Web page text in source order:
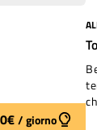
€ /giorno